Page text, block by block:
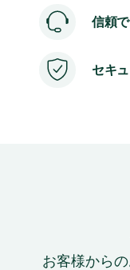
信頼
セキ
お客様から